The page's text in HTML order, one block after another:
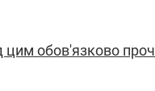
цим обов'язково